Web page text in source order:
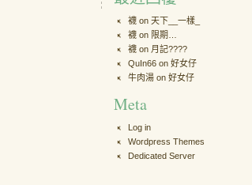
襪 on 天下__一樣_
襪 on 限期…
襪 on 月記????
QuIn66 on 好女仔
牛肉湯 on 好女仔
Meta
Log in
Wordpress Themes
Dedicated Server